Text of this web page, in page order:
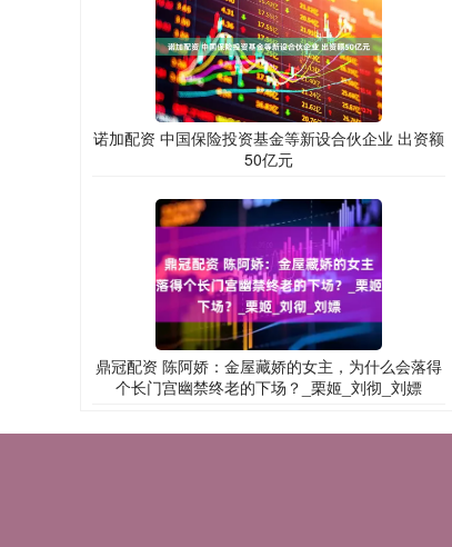
诺加配资 中国保险投资基金等新设合伙企业 出资额
50亿元
鼎冠配资 陈阿娇：金屋藏娇的女主，为什么会落得
个长门宫幽禁终老的下场？_栗姬_刘彻_刘嫖